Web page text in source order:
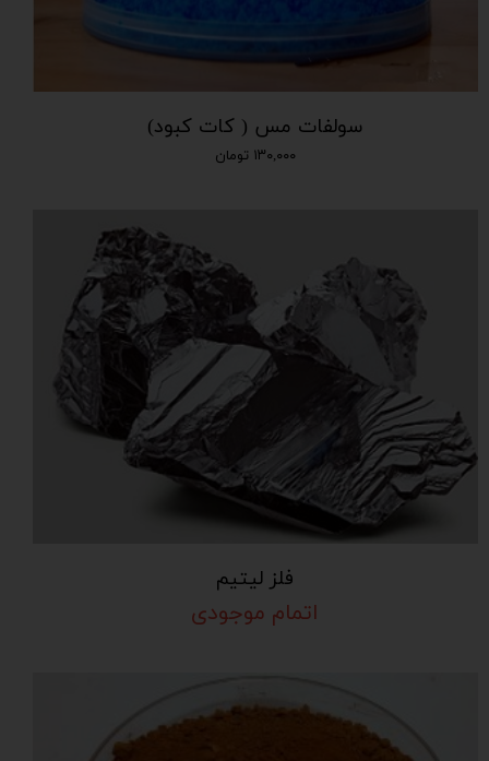
سولفات مس ( کات کبود)
۱۳۰,۰۰۰ تومان
فلز لیتیم
اتمام موجودی